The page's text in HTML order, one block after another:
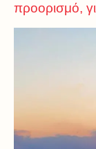
προορισμό,